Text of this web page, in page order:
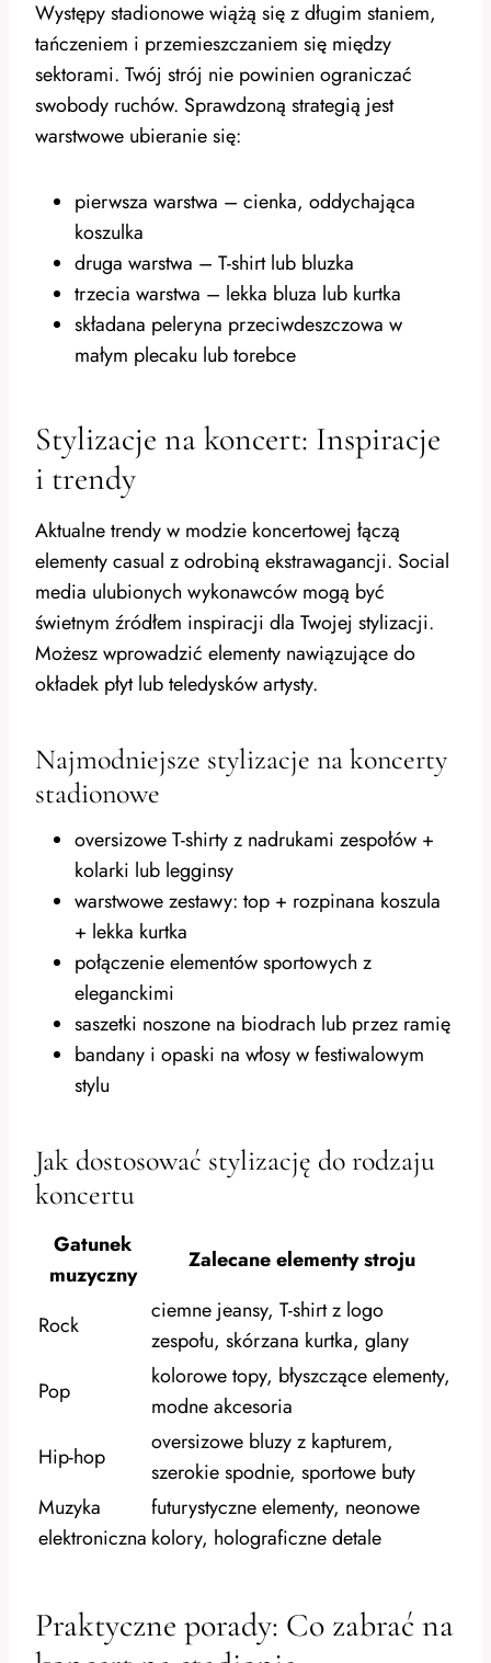
Występy stadionowe wiążą się z długim staniem,
tańczeniem i przemieszczaniem się między
sektorami. Twój strój nie powinien ograniczać
swobody ruchów. Sprawdzoną strategią jest
warstwowe ubieranie się:
pierwsza warstwa – cienka, oddychająca
koszulka
druga warstwa – T-shirt lub bluzka
trzecia warstwa – lekka bluza lub kurtka
składana peleryna przeciwdeszczowa w
małym plecaku lub torebce
Stylizacje na koncert: Inspiracje
i trendy
Aktualne trendy w modzie koncertowej łączą
elementy casual z odrobiną ekstrawagancji. Social
media ulubionych wykonawców mogą być
świetnym źródłem inspiracji dla Twojej stylizacji.
Możesz wprowadzić elementy nawiązujące do
okładek płyt lub teledysków artysty.
Najmodniejsze stylizacje na koncerty
stadionowe
oversizowe T-shirty z nadrukami zespołów +
kolarki lub legginsy
warstwowe zestawy: top + rozpinana koszula
+ lekka kurtka
połączenie elementów sportowych z
eleganckimi
saszetki noszone na biodrach lub przez ramię
bandany i opaski na włosy w festiwalowym
stylu
Jak dostosować stylizację do rodzaju
koncertu
Gatunek
muzyczny
Zalecane elementy stroju
Rock
ciemne jeansy, T-shirt z logo
zespołu, skórzana kurtka, glany
Pop
kolorowe topy, błyszczące elementy,
modne akcesoria
Hip-hop
oversizowe bluzy z kapturem,
szerokie spodnie, sportowe buty
Muzyka
elektroniczna
futurystyczne elementy, neonowe
kolory, holograficzne detale
Praktyczne porady: Co zabrać na